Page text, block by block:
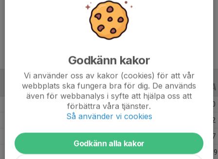
Forward
22 år
ALLA SERIER ALLA ÅR
0
2
Säsongen 23/24 10 7
Säsongen 22/23 14 17 19
Godkänn kakor
Vi använder oss av kakor (cookies) för att vår
webbplats ska fungera bra för dig. De används
även för webbanalys i syfte att hjälpa oss att
förbättra våra tjänster.
Så använder vi cookies
Godkänn alla kakor